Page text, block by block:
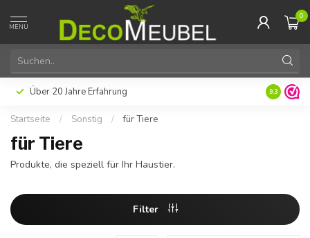
MENU
0
Über 20 Jahre Erfahrung 9.3
Startseite / Sonstig / für Tiere
für Tiere
Produkte, die speziell für Ihr Haustier.
Filter